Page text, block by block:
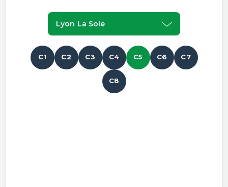
Lyon La Soie
C1 C2 C3 C4 C5 C6 C7
C8